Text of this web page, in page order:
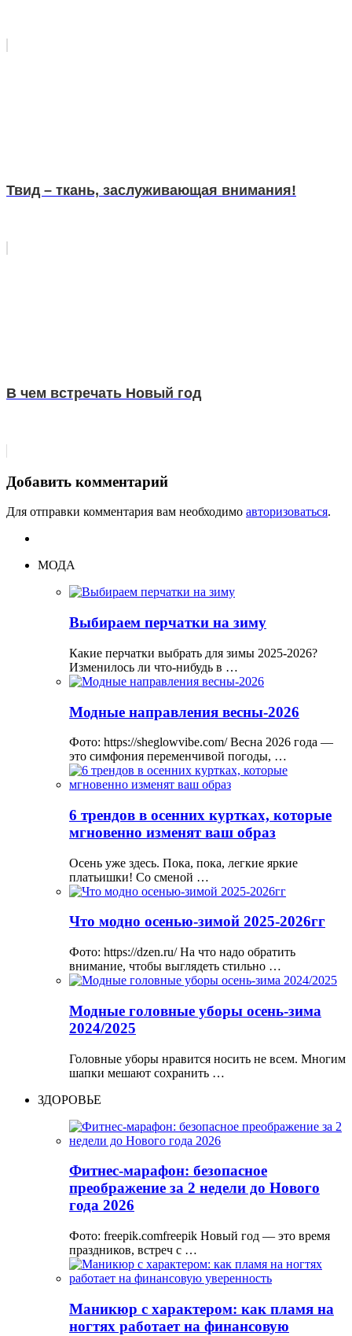
Твид – ткань, заслуживающая внимания!
В чем встречать Новый год
Добавить комментарий
Для отправки комментария вам необходимо авторизоваться.
МОДА
Выбираем перчатки на зиму
Какие перчатки выбрать для зимы 2025-2026?
Изменилось ли что-нибудь в …
Модные направления весны-2026
Фото: https://sheglowvibe.com/ Весна 2026 года —
это симфония переменчивой погоды, …
6 трендов в осенних куртках, которые
мгновенно изменят ваш образ
Осень уже здесь. Пока, пока, легкие яркие
платьишки! Со сменой …
Что модно осенью-зимой 2025-2026гг
Фото: https://dzen.ru/ На что надо обратить
внимание, чтобы выглядеть стильно …
Модные головные уборы осень-зима
2024/2025
Головные уборы нравится носить не всем. Многим
шапки мешают сохранить …
ЗДОРОВЬЕ
Фитнес-марафон: безопасное
преображение за 2 недели до Нового
года 2026
Фото: freepik.comfreepik Новый год — это время
праздников, встреч с …
Маникюр с характером: как пламя на
ногтях работает на финансовую